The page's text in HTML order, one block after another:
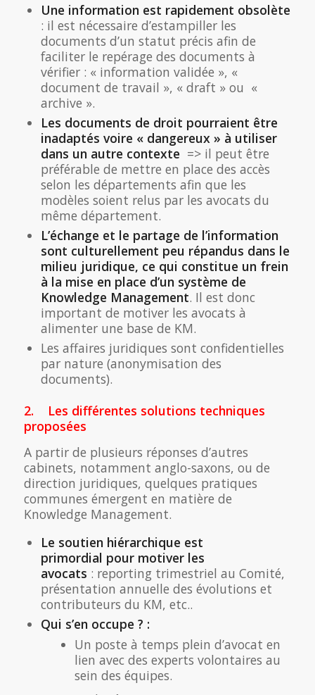
Une information est rapidement obsolète
: il est nécessaire d’estampiller les
documents d’un statut précis afin de
faciliter le repérage des documents à
vérifier : « information validée », «
document de travail », « draft » ou «
archive ».
Les documents de droit pourraient être
inadaptés voire « dangereux » à utiliser
dans un autre contexte => il peut être
préférable de mettre en place des accès
selon les départements afin que les
modèles soient relus par les avocats du
même département.
L’échange et le partage de l’information
sont culturellement peu répandus dans le
milieu juridique, ce qui constitue un frein
à la mise en place d’un système de
Knowledge Management. Il est donc
important de motiver les avocats à
alimenter une base de KM.
Les affaires juridiques sont confidentielles
par nature (anonymisation des
documents).
2. Les différentes solutions techniques
proposées
A partir de plusieurs réponses d’autres
cabinets, notamment anglo-saxons, ou de
direction juridiques, quelques pratiques
communes émergent en matière de
Knowledge Management.
Le soutien hiérarchique est
primordial pour motiver les
avocats : reporting trimestriel au Comité,
présentation annuelle des évolutions et
contributeurs du KM, etc..
Qui s’en occupe ? :
Un poste à temps plein d’avocat en
lien avec des experts volontaires au
sein des équipes.